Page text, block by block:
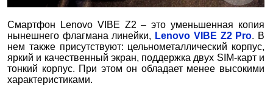
Смартфон Lenovo VIBE Z2 – это уменьшенная копия
нынешнего флагмана линейки, Lenovo VIBE Z2 Pro. В
нем также присутствуют: цельнометаллический корпус,
яркий и качественный экран, поддержка двух SIM-карт и
тонкий корпус. При этом он обладает менее высокими
характеристиками.